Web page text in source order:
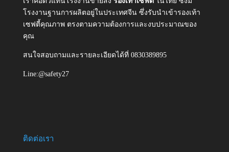
โรงงานฐานการผลิตอยู่ในประเทศจีน ซึ่งรับนำเข้ารองเท้า
เซฟตี้คุณภาพ ตรงตามความต้องการและงบประมาณของ
คุณ
สนใจสอบถามและรายละเอียดได้ที่ 0830389895
Line:@safety27
ติดต่อเรา